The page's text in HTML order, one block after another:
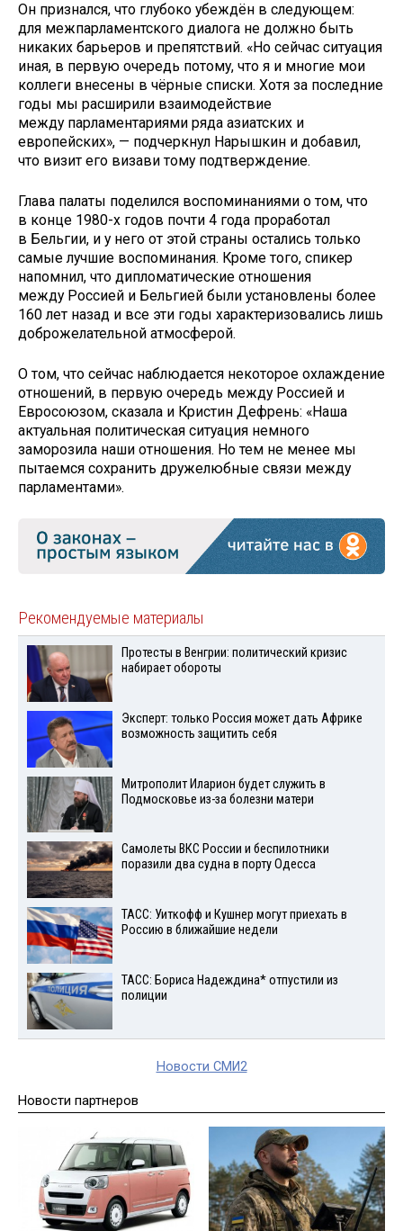
Он признался, что глубоко убеждён в следующем:
для межпарламентского диалога не должно быть
никаких барьеров и препятствий. «Но сейчас ситуация
иная, в первую очередь потому, что я и многие мои
коллеги внесены в чёрные списки. Хотя за последние
годы мы расширили взаимодействие
между парламентариями ряда азиатских и
европейских», — подчеркнул Нарышкин и добавил,
что визит его визави тому подтверждение.
Глава палаты поделился воспоминаниями о том, что
в конце 1980-х годов почти 4 года проработал
в Бельгии, и у него от этой страны остались только
самые лучшие воспоминания. Кроме того, спикер
напомнил, что дипломатические отношения
между Россией и Бельгией были установлены более
160 лет назад и все эти годы характеризовались лишь
доброжелательной атмосферой.
О том, что сейчас наблюдается некоторое охлаждение
отношений, в первую очередь между Россией и
Евросоюзом, сказала и Кристин Дефрень: «Наша
актуальная политическая ситуация немного
заморозила наши отношения. Но тем не менее мы
пытаемся сохранить дружелюбные связи между
парламентами».
Рекомендуемые материалы
Протесты в Венгрии: политический кризис
набирает обороты
Эксперт: только Россия может дать Африке
возможность защитить себя
Митрополит Иларион будет служить в
Подмосковье из-за болезни матери
Самолеты ВКС России и беспилотники
поразили два судна в порту Одесса
ТАСС: Уиткофф и Кушнер могут приехать в
Россию в ближайшие недели
ТАСС: Бориса Надеждина* отпустили из
полиции
Новости СМИ2
Новости партнеров